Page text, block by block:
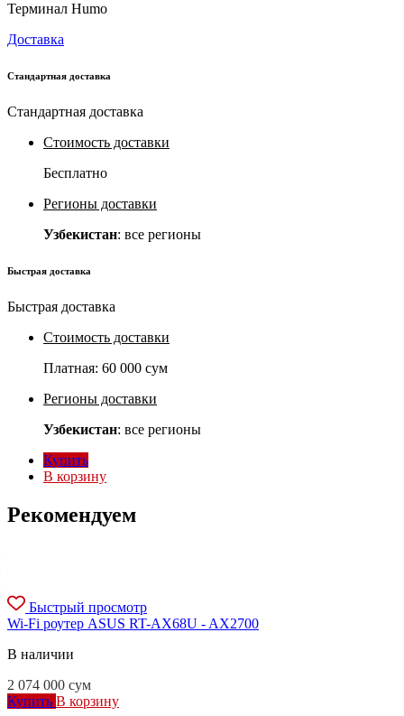
Терминал Humo
Доставка
Стандартная доставка
Стандартная доставка
Стоимость доставки
Бесплатно
Регионы доставки
Узбекистан: все регионы
Быстрая доставка
Быстрая доставка
Стоимость доставки
Платная: 60 000 сум
Регионы доставки
Узбекистан: все регионы
Купить
В корзину
Рекомендуем
Быстрый просмотр
Wi-Fi роутер ASUS RT-AX68U - AX2700
В наличии
2 074 000 сум
Купить В корзину